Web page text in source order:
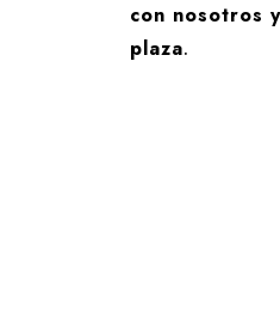
con nosotros
plaza.